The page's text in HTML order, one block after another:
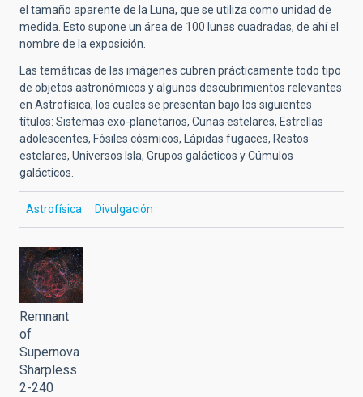
el tamaño aparente de la Luna, que se utiliza como unidad de
medida. Esto supone un área de 100 lunas cuadradas, de ahí el
nombre de la exposición.
Las temáticas de las imágenes cubren prácticamente todo tipo
de objetos astronómicos y algunos descubrimientos relevantes
en Astrofísica, los cuales se presentan bajo los siguientes
títulos: Sistemas exo-planetarios, Cunas estelares, Estrellas
adolescentes, Fósiles cósmicos, Lápidas fugaces, Restos
estelares, Universos Isla, Grupos galácticos y Cúmulos
galácticos.
Astrofísica Divulgación
Remnant
of
Supernova
Sharpless
2-240